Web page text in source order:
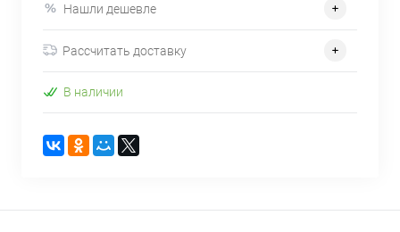
Нашли дешевле
Рассчитать доставку
В наличии